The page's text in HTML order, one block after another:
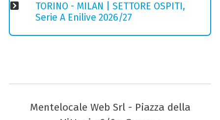
TORINO - MILAN | SETTORE OSPITI,
Serie A Enilive 2026/27
Mentelocale Web Srl - Piazza della